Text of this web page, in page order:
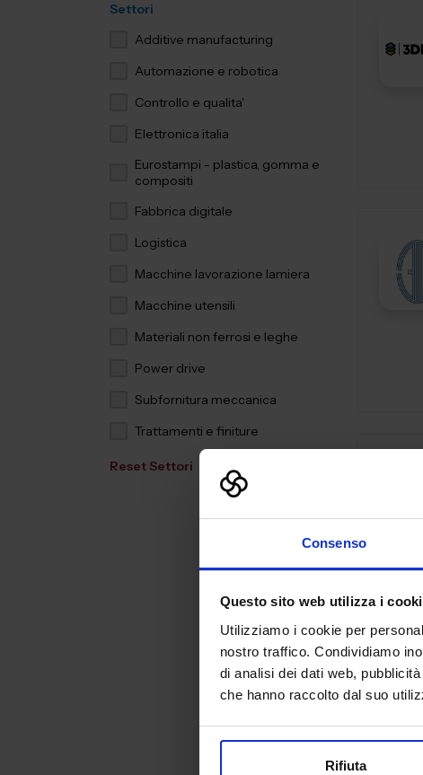
Consenso
Questo sito web utilizza i
Utilizziamo i cookie per
nostro traffico. Condividiamo
di analisi dei dati web,
che hanno raccolto dal suo
Rifiuta
Settori
Additive manufacturing
Automazione e robotica
Controllo e qualita'
Elettronica italia
Eurostampi - plastica, gomma e
compositi
Fabbrica digitale
Logistica
Macchine lavorazione lamiera
Macchine utensili
Materiali non ferrosi e leghe
Power drive
Subfornitura meccanica
Trattamenti e finiture
Reset Settori